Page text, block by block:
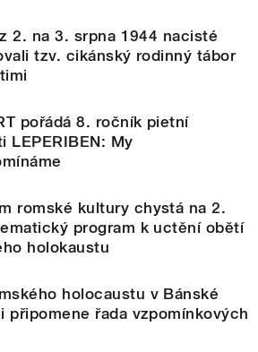
2. na 3. srpna 1944 nacisté
tzv. cikánský rodinný tábor
pořádá 8. ročník pietní
LEPERIBEN: My
romské kultury chystá na 2.
program k uctění obětí
holokaustu
holocaustu v Bánské
připomene řada vzpomínkových